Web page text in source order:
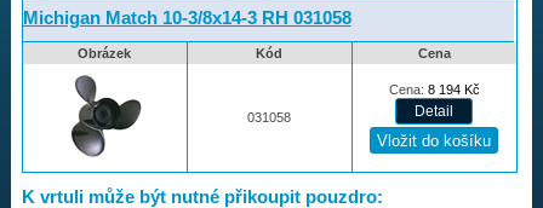
Vrtule
Vortex
Apollo
Michigan Match
Ballistic
Michigan Match 10-3/8x14-3 RH 031058
Obrázek Kód Cena
031058
Cena: 8 194 Kč
K vrtuli může být nutné přikoupit pouzdro: